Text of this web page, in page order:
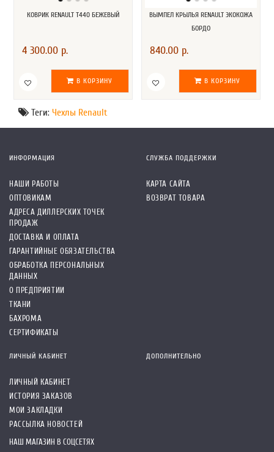
КОВРИК RENAULT T440 БЕЖЕВЫЙ
4 300.00 р.
В КОРЗИНУ
ВЫМПЕЛ КРЫЛЬЯ RENAULT ЭКОКОЖА
БОРДО
840.00 р.
В КОРЗИНУ
Теги: Чехлы Renault
ИНФОРМАЦИЯ
НАШИ РАБОТЫ
ОПТОВИКАМ
АДРЕСА ДИЛЛЕРСКИХ ТОЧЕК
ПРОДАЖ
ДОСТАВКА И ОПЛАТА
ГАРАНТИЙНЫЕ ОБЯЗАТЕЛЬСТВА
ОБРАБОТКА ПЕРСОНАЛЬНЫХ
ДАННЫХ
О ПРЕДПРИЯТИИ
ТКАНИ
БАХРОМА
СЕРТИФИКАТЫ
СЛУЖБА ПОДДЕРЖКИ
КАРТА САЙТА
ВОЗВРАТ ТОВАРА
ЛИЧНЫЙ КАБИНЕТ
ЛИЧНЫЙ КАБИНЕТ
ИСТОРИЯ ЗАКАЗОВ
МОИ ЗАКЛАДКИ
РАССЫЛКА НОВОСТЕЙ
ДОПОЛНИТЕЛЬНО
НАШ МАГАЗИН В СОЦСЕТЯХ